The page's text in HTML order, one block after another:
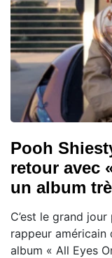
Pooh
retour avec
un album
C’est le grand
rappeur américain
album « All Eyes